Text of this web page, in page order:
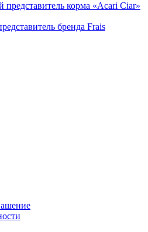
корма «Acari Ciar»
бренда Frais